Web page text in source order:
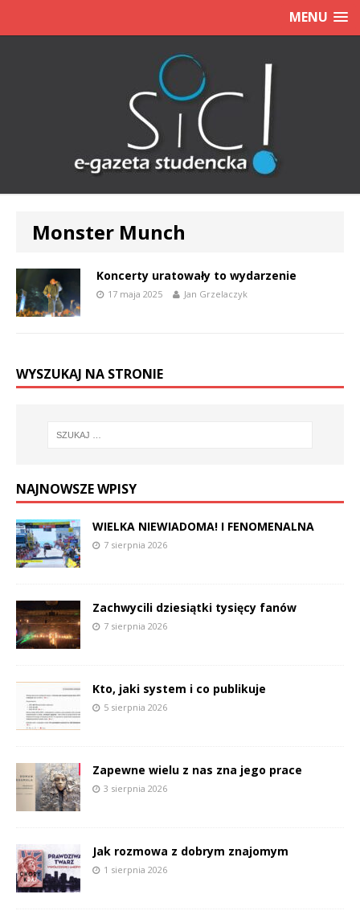
MENU
Monster Munch
Koncerty uratowały to wydarzenie
17 maja 2025 Jan Grzelaczyk
WYSZUKAJ NA STRONIE
NAJNOWSZE WPISY
WIELKA NIEWIADOMA! I FENOMENALNA
7 sierpnia 2026
Zachwycili dziesiątki tysięcy fanów
7 sierpnia 2026
Kto, jaki system i co publikuje
5 sierpnia 2026
Zapewne wielu z nas zna jego prace
3 sierpnia 2026
Jak rozmowa z dobrym znajomym
1 sierpnia 2026